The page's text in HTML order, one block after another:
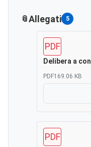
Allegati 5
PDF
Delibera a
PDF169.06 KB
PDF